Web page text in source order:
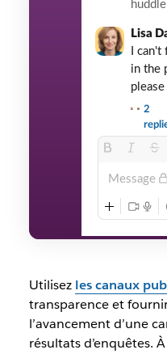
Lisa
I can't
in the
2
Message
Utilisez les canaux
transparence et
l’avancement d’une
résultats d’enquêtes.